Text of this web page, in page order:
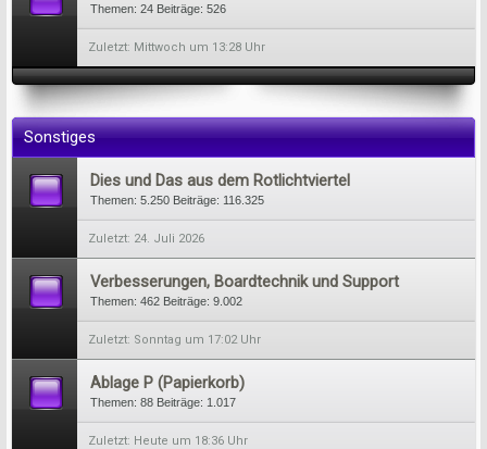
Themen: 24 Beiträge: 526
Mittwoch um 13:28 Uhr
Sonstiges
Dies und Das aus dem Rotlichtviertel
Themen: 5.250 Beiträge: 116.325
24. Juli 2026
Verbesserungen, Boardtechnik und Support
Themen: 462 Beiträge: 9.002
Sonntag um 17:02 Uhr
Ablage P (Papierkorb)
Themen: 88 Beiträge: 1.017
Heute um 18:36 Uhr